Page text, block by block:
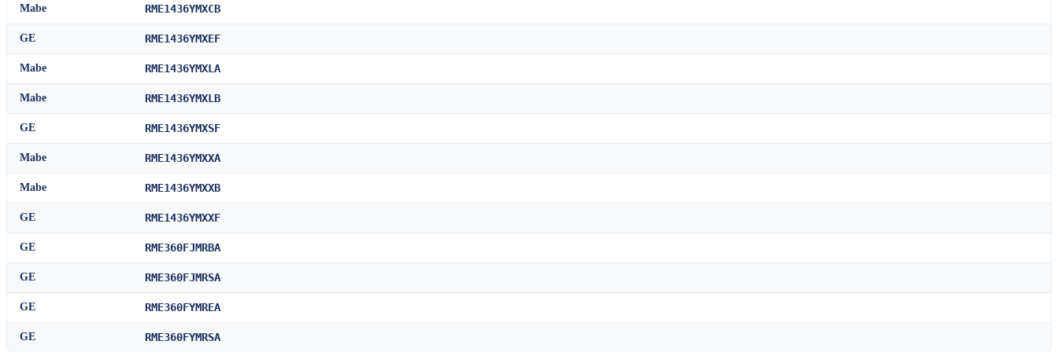
Mabe RME1436YMXCB
GE RME1436YMXEF
Mabe RME1436YMXLA
Mabe RME1436YMXLB
GE RME1436YMXSF
Mabe RME1436YMXXA
Mabe RME1436YMXXB
GE RME1436YMXXF
GE RME360FJMRBA
GE RME360FJMRSA
GE RME360FYMREA
GE RME360FYMRSA